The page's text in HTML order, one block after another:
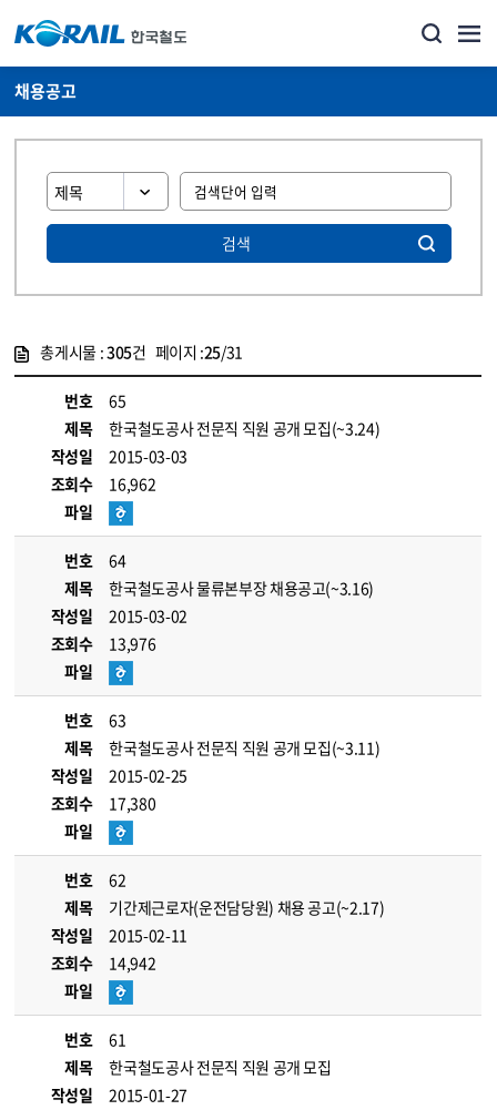
채용공고
검색
총게시물 :305건 페이지 :25/31
번호
65
제목
한국철도공사 전문직 직원 공개 모집(~3.24)
작성일
2015-03-03
조회수
16,962
파일
번호
64
제목
한국철도공사 물류본부장 채용공고(~3.16)
작성일
2015-03-02
조회수
13,976
파일
번호
63
제목
한국철도공사 전문직 직원 공개 모집(~3.11)
작성일
2015-02-25
조회수
17,380
파일
번호
62
제목
기간제근로자(운전담당원) 채용 공고(~2.17)
작성일
2015-02-11
조회수
14,942
파일
번호
61
제목
한국철도공사 전문직 직원 공개 모집
작성일
2015-01-27